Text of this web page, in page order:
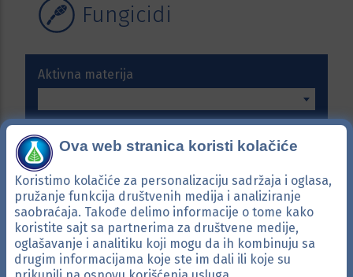
Fungicidi
Aktivna materija
Poništi
Ova web stranica koristi kolačiće
Koristimo kolačiće za personalizaciju sadržaja i oglasa,
pružanje funkcija društvenih medija i analiziranje
saobraćaja. Takođe delimo informacije o tome kako
koristite sajt sa partnerima za društvene medije,
oglašavanje i analitiku koji mogu da ih kombinuju sa
drugim informacijama koje ste im dali ili koje su